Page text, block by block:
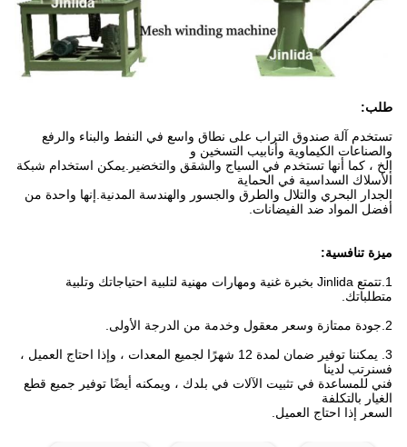
طلب:
تستخدم آلة صندوق التراب على نطاق واسع في النفط والبناء والرفع
والصناعات الكيماوية وأنابيب التسخين و
إلخ ، كما أنها تستخدم في السياج والشقق والتخضير.يمكن استخدام شبكة
الأسلاك السداسية في الحماية
الجدار البحري والتلال والطرق والجسور والهندسة المدنية.إنها واحدة من
أفضل المواد ضد الفيضانات.
ميزة تنافسية:
تتمتع Jinlida بخبرة غنية ومهارات مهنية لتلبية احتياجاتك وتلبية
متطلباتك.
جودة ممتازة وسعر معقول وخدمة من الدرجة الأولى.
3. يمكننا توفير ضمان لمدة 12 شهرًا لجميع المعدات ، وإذا احتاج العميل ،
فسنرتب لدينا
فني للمساعدة في تثبيت الآلات في بلدك ، ويمكنه أيضًا توفير جميع قطع
الغيار بالتكلفة
السعر إذا احتاج العميل.